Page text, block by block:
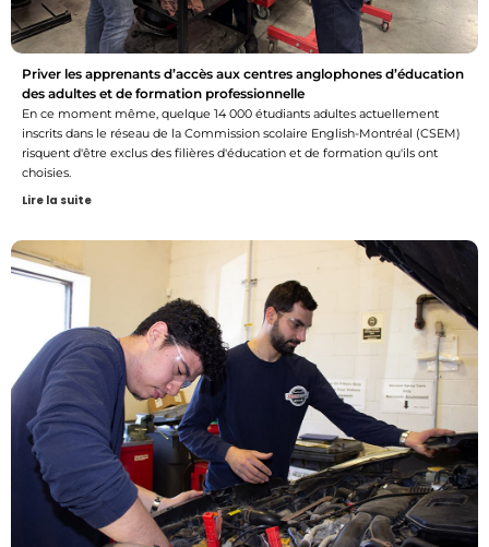
Priver les apprenants d’accès aux centres anglophones d’éducation
des adultes et de formation professionnelle
En ce moment même, quelque 14 000 étudiants adultes actuellement
inscrits dans le réseau de la Commission scolaire English-Montréal (CSEM)
risquent d'être exclus des filières d'éducation et de formation qu'ils ont
choisies.
Lire la suite